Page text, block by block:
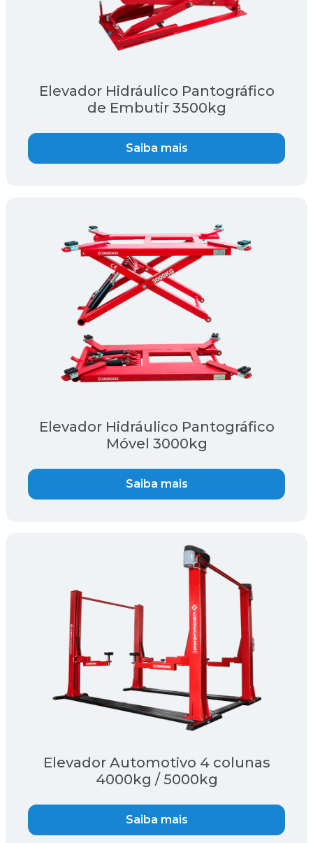
Elevador Hidráulico Pantográfico
de Embutir 3500kg
Saiba mais
Elevador Hidráulico Pantográfico
Móvel 3000kg
Saiba mais
Elevador Automotivo 4 colunas
4000kg / 5000kg
Saiba mais